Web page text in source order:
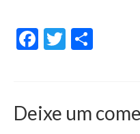
Facebook
Twitter
Deixe um